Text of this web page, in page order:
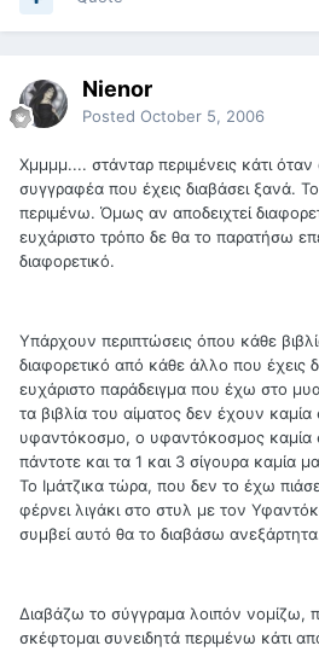
Nienor
Posted October 5, 2006
Χμμμμ.... στάνταρ περιμένεις κάτι όταν
συγγραφέα που έχεις διαβάσει ξανά.
περιμένω. Όμως αν αποδειχτεί
ευχάριστο τρόπο δε θα το παρατήσω
διαφορετικό.
Υπάρχουν περιπτώσεις όπου κάθε
διαφορετικό από κάθε άλλο που έχεις
ευχάριστο παράδειγμα που έχω στο
τα βιβλία του αίματος δεν έχουν
υφαντόκοσμο, ο υφαντόκοσμος καμία
πάντοτε και τα 1 και 3 σίγουρα καμία
Το Ιμάτζικα τώρα, που δεν το έχω
φέρνει λιγάκι στο στυλ με τον
συμβεί αυτό θα το διαβάσω
Διαβάζω το σύγγραμα λοιπόν νομίζω,
σκέφτομαι συνειδητά περιμένω κάτι